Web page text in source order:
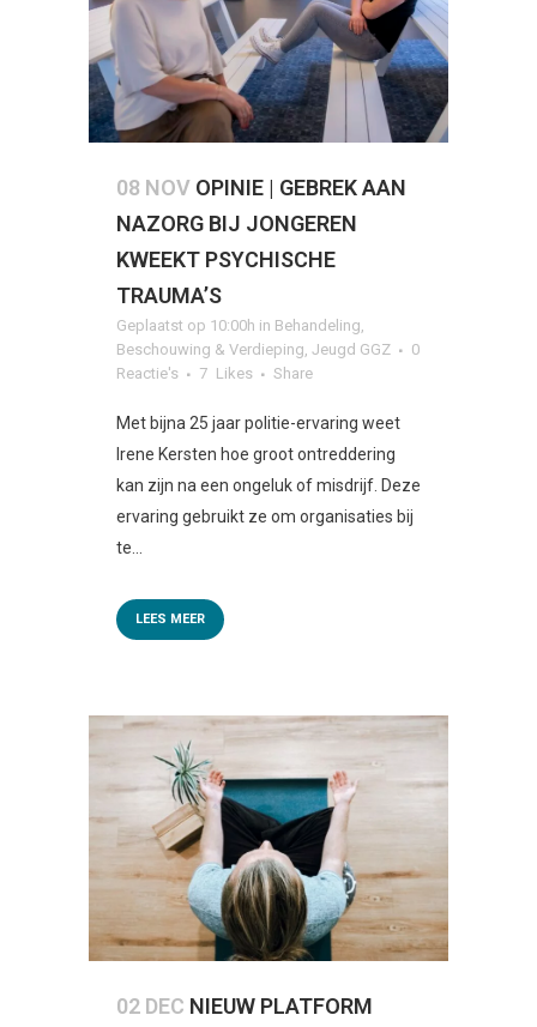
08 NOV OPINIE | GEBREK AAN
NAZORG BIJ JONGEREN
KWEEKT PSYCHISCHE
TRAUMA’S
Geplaatst op 10:00h in Behandeling,
Beschouwing & Verdieping, Jeugd GGZ
0
Reactie's
7 Likes Share
Met bijna 25 jaar politie-ervaring weet
Irene Kersten hoe groot ontreddering
kan zijn na een ongeluk of misdrijf. Deze
ervaring gebruikt ze om organisaties bij
te...
LEES MEER
02 DEC NIEUW PLATFORM